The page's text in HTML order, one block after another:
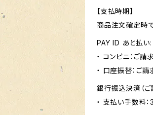
【支払時期】
商品注文確定時
PAY ID あと払い:
・ コンビニ：ご
・ 口座振替：ご
銀行振込決済（ご
・ 支払い手数料：